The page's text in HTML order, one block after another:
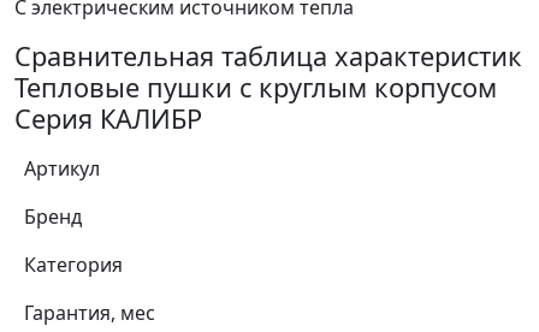
С электрическим источником тепла
Сравнительная таблица характеристик
Тепловые пушки с круглым корпусом
Серия КАЛИБР
Артикул
Бренд
Категория
Гарантия, мес